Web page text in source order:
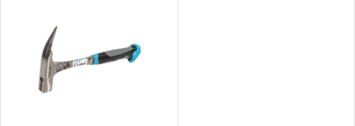
magnitickým...